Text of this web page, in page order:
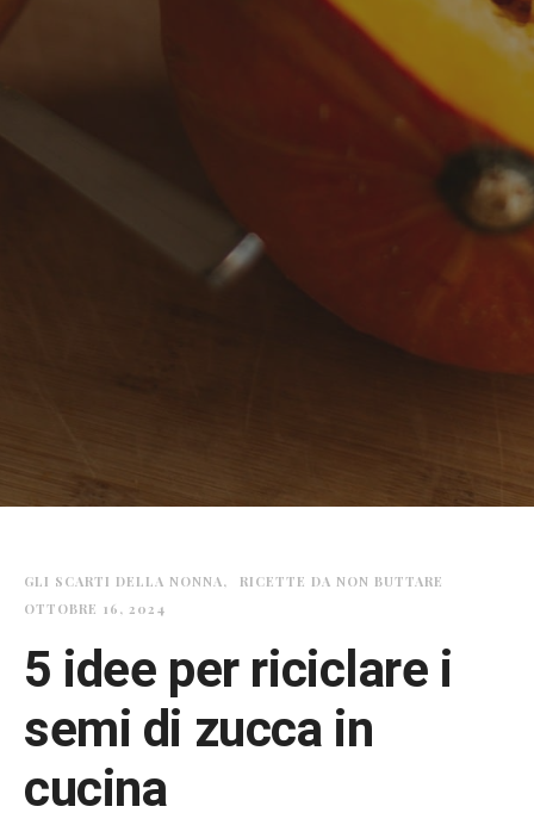
GLI SCARTI DELLA NONNA
RICETTE DA NON BUTTARE
OTTOBRE 16, 2024
5 idee per riciclare i
semi di zucca in
cucina